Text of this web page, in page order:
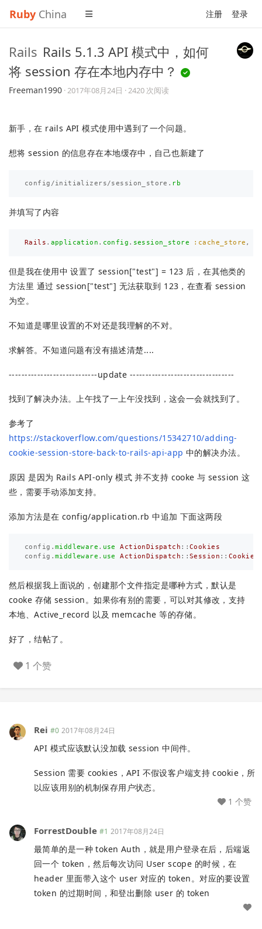
Ruby China 注册 登录
Rails Rails 5.1.3 API 模式中，如何
将 session 存在本地内存中？
Freeman1990 ·2017年08月24日 · 2420 次阅读
新手，在 rails API 模式使用中遇到了一个问题。
想将 session 的信息存在本地缓存中，自己也新建了
config /initializers/session_store . rb
并填写了内容
Rails . application . config . session_store :cache_store ,
但是我在使用中 设置了 session["test"] = 123 后，在其他类的
方法里 通过 session["test"] 无法获取到 123，在查看 session
为空。
不知道是哪里设置的不对还是我理解的不对。
求解答。不知道问题有没有描述清楚....
----------------------------update ---------------------------------
找到了解决办法。上午找了一上午没找到，这会一会就找到了。
参考了
https://stackoverflow.com/questions/15342710/adding-
cookie-session-store-back-to-rails-api-app 中的解决办法。
原因 是因为 Rails API-only 模式 并不支持 cooke 与 session 这
些，需要手动添加支持。
添加方法是在 config/application.rb 中追加 下面这两段
config . middleware . use ActionDispatch :: Cookies
config . middleware . use ActionDispatch :: Session ::
然后根据我上面说的，创建那个文件指定是哪种方式，默认是
cooke 存储 session。如果你有别的需要，可以对其修改，支持
本地、Active_record 以及 memcache 等的存储。
好了，结帖了。
1 个赞
Rei #0 2017年08月24日
API 模式应该默认没加载 session 中间件。
Session 需要 cookies，API 不假设客户端支持 cookie，所
以应该用别的机制保存用户状态。
1 个赞
ForrestDouble #1 2017年08月24日
最简单的是一种 token Auth，就是用户登录在后，后端返
回一个 token，然后每次访问 User scope 的时候，在
header 里面带入这个 user 对应的 token。对应的要设置
token 的过期时间，和登出删除 user 的 token